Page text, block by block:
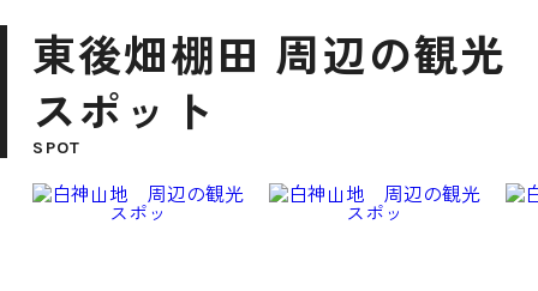
東後畑棚田 周辺の観光
スポット
SPOT